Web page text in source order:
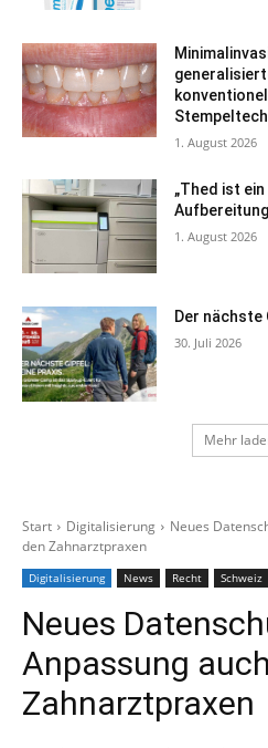
1. August 2026
„Thed ist
1. August 2026
Der nächste
30. Juli 2026
Mehr